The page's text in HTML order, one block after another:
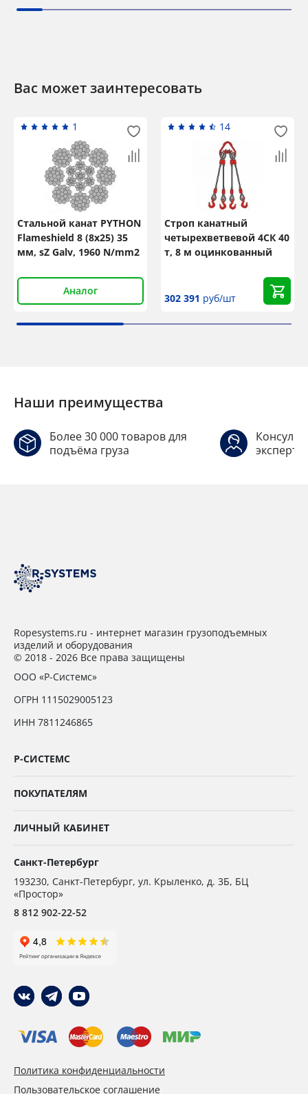
Вас может заинтересовать
1
Стальной канат PYTHON
Flameshield 8 (8x25) 35
мм, sZ Galv, 1960 N/mm2
Аналог
14
Строп канатный
четырехветвевой 4СК 40
т, 8 м оцинкованный
302 391 руб/шт
Наши преимущества
Более 30 000 товаров для
подъёма груза
Ropesystems.ru - интернет магазин грузоподъемных
изделий и оборудования
© 2018 - 2026 Все права защищены
ООО «Р-Системс»
ОГРН 1115029005123
ИНН 7811246865
Р-СИСТЕМС
ПОКУПАТЕЛЯМ
ЛИЧНЫЙ КАБИНЕТ
Санкт-Петербург
193230, Санкт-Петербург, ул. Крыленко, д. 3Б, БЦ
«Простор»
8 812 902-22-52
Политика конфиденциальности
Пользовательское соглашение